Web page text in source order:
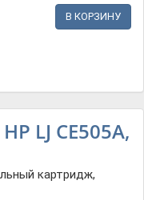
В КОРЗИНУ
LJ CE505A,
картридж,